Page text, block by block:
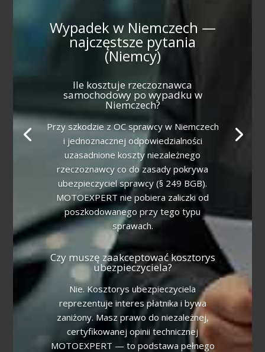
Wypadek w Niemczech —
najczęstsze pytania
(Niemcy)
Ile kosztuje rzeczoznawca
samochodowy po wypadku w
Niemczech?
Przy szkodzie z OC sprawcy w Niemczech
i jednoznacznej odpowiedzialności
uzasadnione koszty niezależnego
rzeczoznawcy co do zasady pokrywa
ubezpieczyciel sprawcy (§ 249 BGB).
MOTOEXPERT nie pobiera zaliczki od
poszkodowanego przy tego typu
sprawach.
Czy muszę zaakceptować kosztorys
ubezpieczyciela?
Nie. Kosztorys ubezpieczyciela
reprezentuje interes płatnika i bywa
zaniżony. Masz prawo do niezależnej,
certyfikowanej opinii technicznej
MOTOEXPERT — to podstawa pełnego